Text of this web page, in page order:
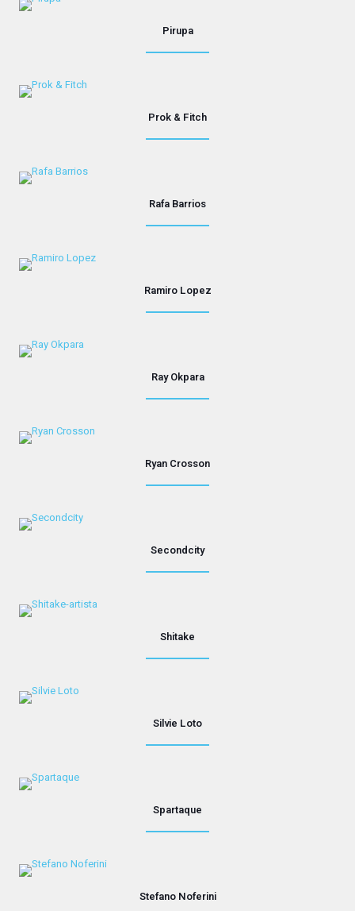
Pirupa
Prok & Fitch
Rafa Barrios
Ramiro Lopez
Ray Okpara
Ryan Crosson
Secondcity
Shitake
Silvie Loto
Spartaque
Stefano Noferini